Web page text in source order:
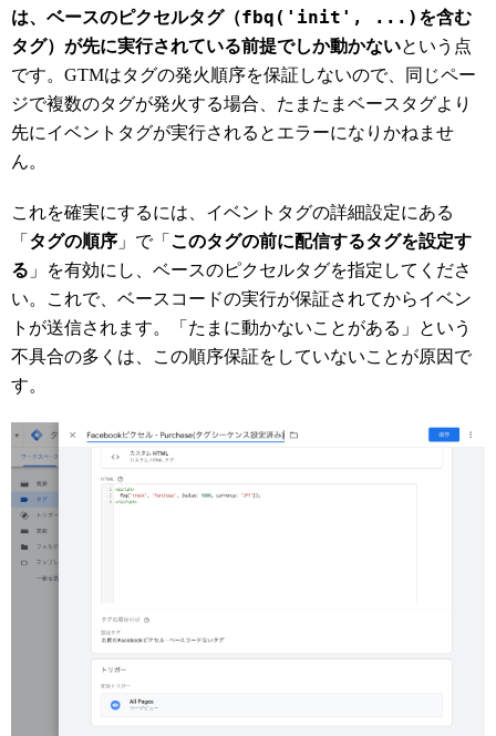
は、ベースのピクセルタグ（fbq('init', ...) を含む
タグ）が先に実行されている前提でしか動かないという点
です。GTMはタグの発火順序を保証しないので、同じペー
ジで複数のタグが発火する場合、たまたまベースタグより
先にイベントタグが実行されるとエラーになりかねませ
ん。
これを確実にするには、イベントタグの詳細設定にある
「 タグの順序 」で「 このタグの前に配信するタグを設定す
る 」を有効にし、ベースのピクセルタグを指定してくださ
い。これで、ベースコードの実行が保証されてからイベン
トが送信されます。「たまに動かないことがある」という
不具合の多くは、この順序保証をしていないことが原因で
す。